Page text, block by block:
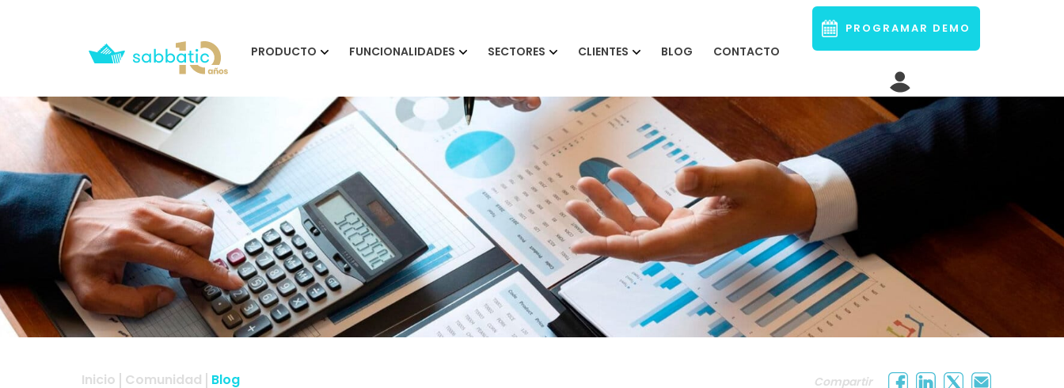
PRODUCTO FUNCIONALIDADES SECTORES CLIENTES BLOG CONTACTO
PROGRAMAR DEMO
Inicio Comunidad Blog Compartir